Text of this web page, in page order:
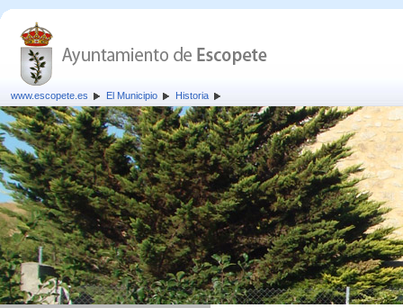
www.escopete.es El Municipio Historia